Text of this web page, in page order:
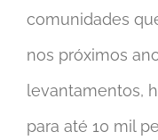
comunidades
nos próximos
levantamentos,
para até 10 mil